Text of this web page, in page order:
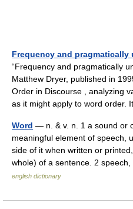
Frequency and pragmatically
“Frequency and pragmatically
Matthew Dryer, published in
Order in Discourse , analyzing
as it might apply to word
Word — n. & v. n. 1 a sound or
meaningful element of speech,
side of it when written or
whole) of a sentence. 2
english dictionary